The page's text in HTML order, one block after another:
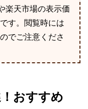
楽天市場の表示価
す。閲覧時には
でご注意くださ
おすすめ